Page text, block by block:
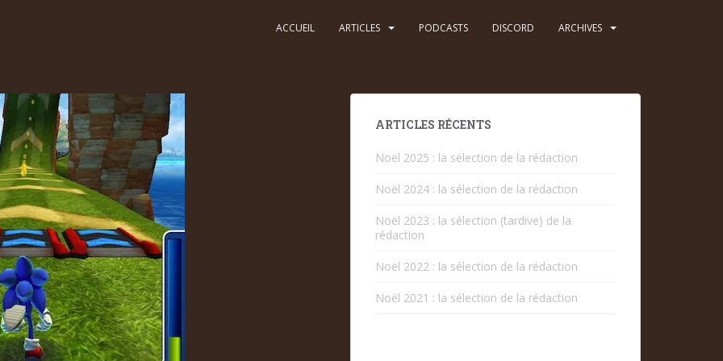
ACCUEIL ARTICLES PODCASTS DISCORD ARCHIVES
ARTICLES RÉCENTS
Noël 2025 : la sélection de la rédaction
Noël 2024 : la sélection de la rédaction
Noël 2023 : la sélection (tardive) de la
rédaction
Noël 2022 : la sélection de la rédaction
Noël 2021 : la sélection de la rédaction